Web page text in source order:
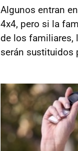
Algunos entran
4x4, pero si la
de los familiares,
serán sustituidos